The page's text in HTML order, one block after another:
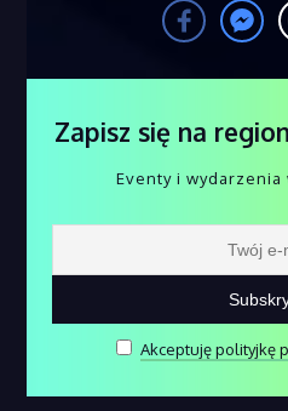
Zapisz się na
Eventy i
Akceptuję polityjkę